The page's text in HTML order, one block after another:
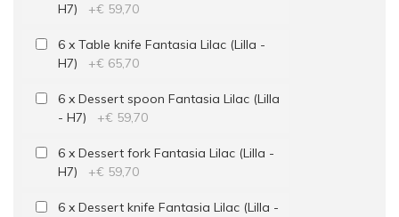
H7) +€ 59,70
6 x Table knife Fantasia Lilac (Lilla -
H7) +€ 65,70
6 x Dessert spoon Fantasia Lilac (Lilla
- H7) +€ 59,70
6 x Dessert fork Fantasia Lilac (Lilla -
H7) +€ 59,70
6 x Dessert knife Fantasia Lilac (Lilla -